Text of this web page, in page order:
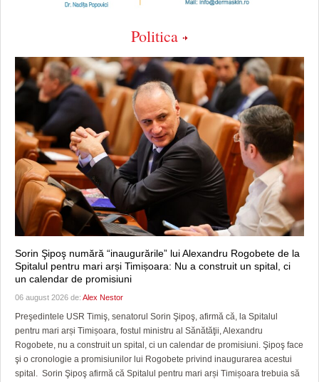
Politica
Sorin Şipoş numără “inaugurările” lui Alexandru Rogobete de la
Spitalul pentru mari arși Timișoara: Nu a construit un spital, ci
un calendar de promisiuni
06 august 2026 de: Alex Nestor
Preşedintele USR Timiş, senatorul Sorin Şipoş, afirmă că, la Spitalul
pentru mari arși Timișoara, fostul ministru al Sănătăţii, Alexandru
Rogobete, nu a construit un spital, ci un calendar de promisiuni. Şipoş face
şi o cronologie a promisiunilor lui Rogobete privind inaugurarea acestui
spital. Sorin Şipoş afirmă că Spitalul pentru mari arși Timișoara trebuia să